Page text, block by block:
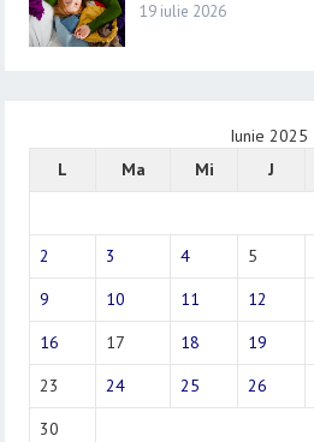
19 iulie 2026
Iunie 2025
L
Ma Mi J
2
3 4 5
9
10 11 12
16
17 18 19
23
24 25 26
30